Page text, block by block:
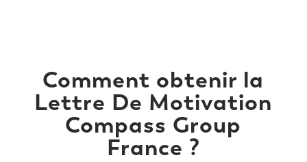
Comment obtenir la
Lettre De Motivation
Compass Group
France ?